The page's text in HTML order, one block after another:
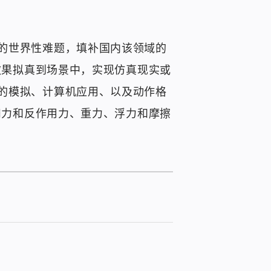
世界性难题，填补国内该领域的
拟真到场景中，实现仿真现实或
模拟、计算机应用、以及动作格
和反作用力、重力、浮力和摩擦